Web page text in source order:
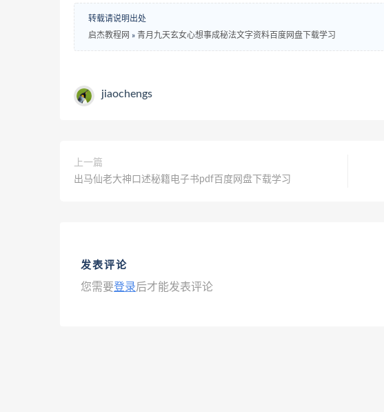
转载请说明出处
启杰教程网 » 青月九天玄女心想事成秘法文字资料百度网盘下载学习
jiaochengs
上一篇
出马仙老大神口述秘籍电子书pdf百度网盘下载学习
发表评论
您需要登录后才能发表评论